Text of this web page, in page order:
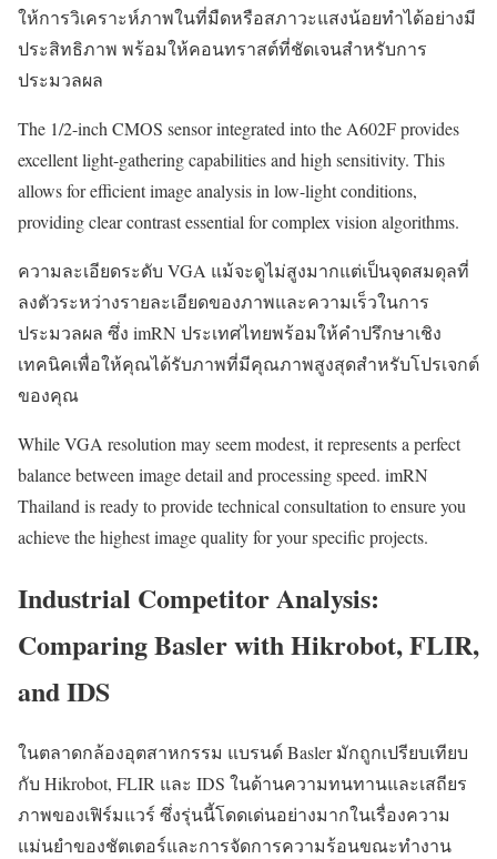
ให้การวิเคราะห์ภาพในที่มืดหรือสภาวะแสงน้อยทำได้อย่างมี
ประสิทธิภาพ พร้อมให้คอนทราสต์ที่ชัดเจนสำหรับการ
ประมวลผล
The 1/2-inch CMOS sensor integrated into the A602F provides
excellent light-gathering capabilities and high sensitivity. This
allows for efficient image analysis in low-light conditions,
providing clear contrast essential for complex vision algorithms.
ความละเอียดระดับ VGA แม้จะดูไม่สูงมากแต่เป็นจุดสมดุลที่
ลงตัวระหว่างรายละเอียดของภาพและความเร็วในการ
ประมวลผล ซึ่ง imRN ประเทศไทยพร้อมให้คำปรึกษาเชิง
เทคนิคเพื่อให้คุณได้รับภาพที่มีคุณภาพสูงสุดสำหรับโปรเจกต์
ของคุณ
While VGA resolution may seem modest, it represents a perfect
balance between image detail and processing speed. imRN
Thailand is ready to provide technical consultation to ensure you
achieve the highest image quality for your specific projects.
Industrial Competitor Analysis:
Comparing Basler with Hikrobot, FLIR,
and IDS
ในตลาดกล้องอุตสาหกรรม แบรนด์ Basler มักถูกเปรียบเทียบ
กับ Hikrobot, FLIR และ IDS ในด้านความทนทานและเสถียร
ภาพของเฟิร์มแวร์ ซึ่งรุ่นนี้โดดเด่นอย่างมากในเรื่องความ
แม่นยำของชัตเตอร์และการจัดการความร้อนขณะทำงาน